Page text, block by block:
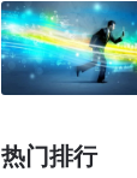
热门排行